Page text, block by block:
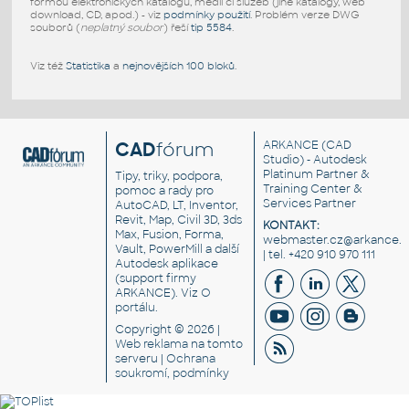
download, CD, apod.) - viz podmínky použití. Problém verze DWG
souborů (neplatný soubor) řešítip 5584.
Viz též Statistika a nejnovějších 100 bloků.
CADfórum
Tipy, triky, podpora,
pomoc a rady pro
AutoCAD, LT, Inventor,
Revit, Map, Civil 3D, 3ds
Max, Fusion, Forma,
Vault, PowerMill a další
Autodesk aplikace
(support firmy
ARKANCE). VizO
portálu.
Copyright © 2026 |
Web reklama na tomto
serveru |Ochrana
soukromí, podmínky
ARKANCE (CAD
Studio) - Autodesk
Platinum Partner &
Training Center &
Services Partner
KONTAKT:
| tel. +420 910 970 111